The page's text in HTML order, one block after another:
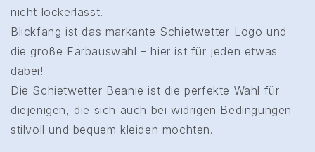
nicht lockerlässt.
Blickfang ist das markante Schietwetter-Logo und
die große Farbauswahl – hier ist für jeden etwas
dabei!
Die Schietwetter Beanie ist die perfekte Wahl für
diejenigen, die sich auch bei widrigen Bedingungen
stilvoll und bequem kleiden möchten.